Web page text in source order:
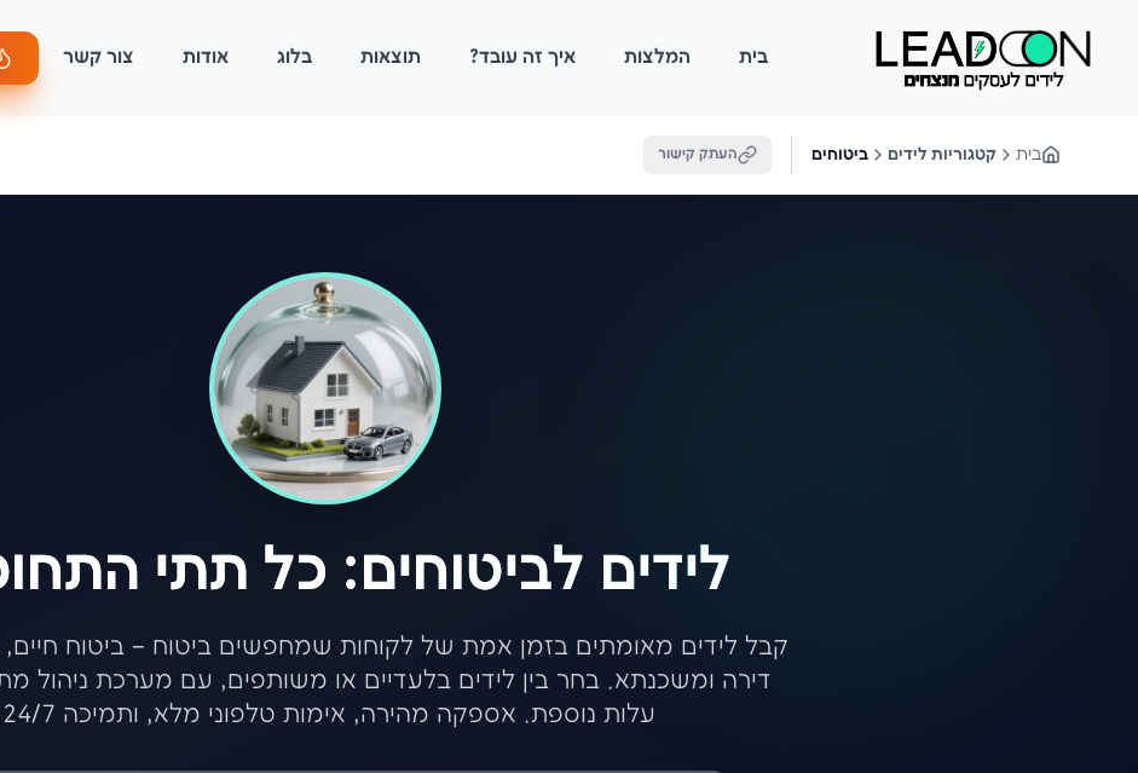
בית המלצות איך זה עובד? תוצאות בלוג אודות צור קשר
בית קטגוריות לידים ביטוחים העתק קישור
לידים לביטוחים: כל תתי
קבל לידים מאומתים בזמן אמת של לקוחות שמחפשים ביטוח – ביטוח חיים,
דירה ומשכנתא. בחר בין לידים בלעדיים או משותפים, עם מערכת ניהול
עלות נוספת. אספקה מהירה, אימות טלפוני מלא, ותמיכה 24/7.